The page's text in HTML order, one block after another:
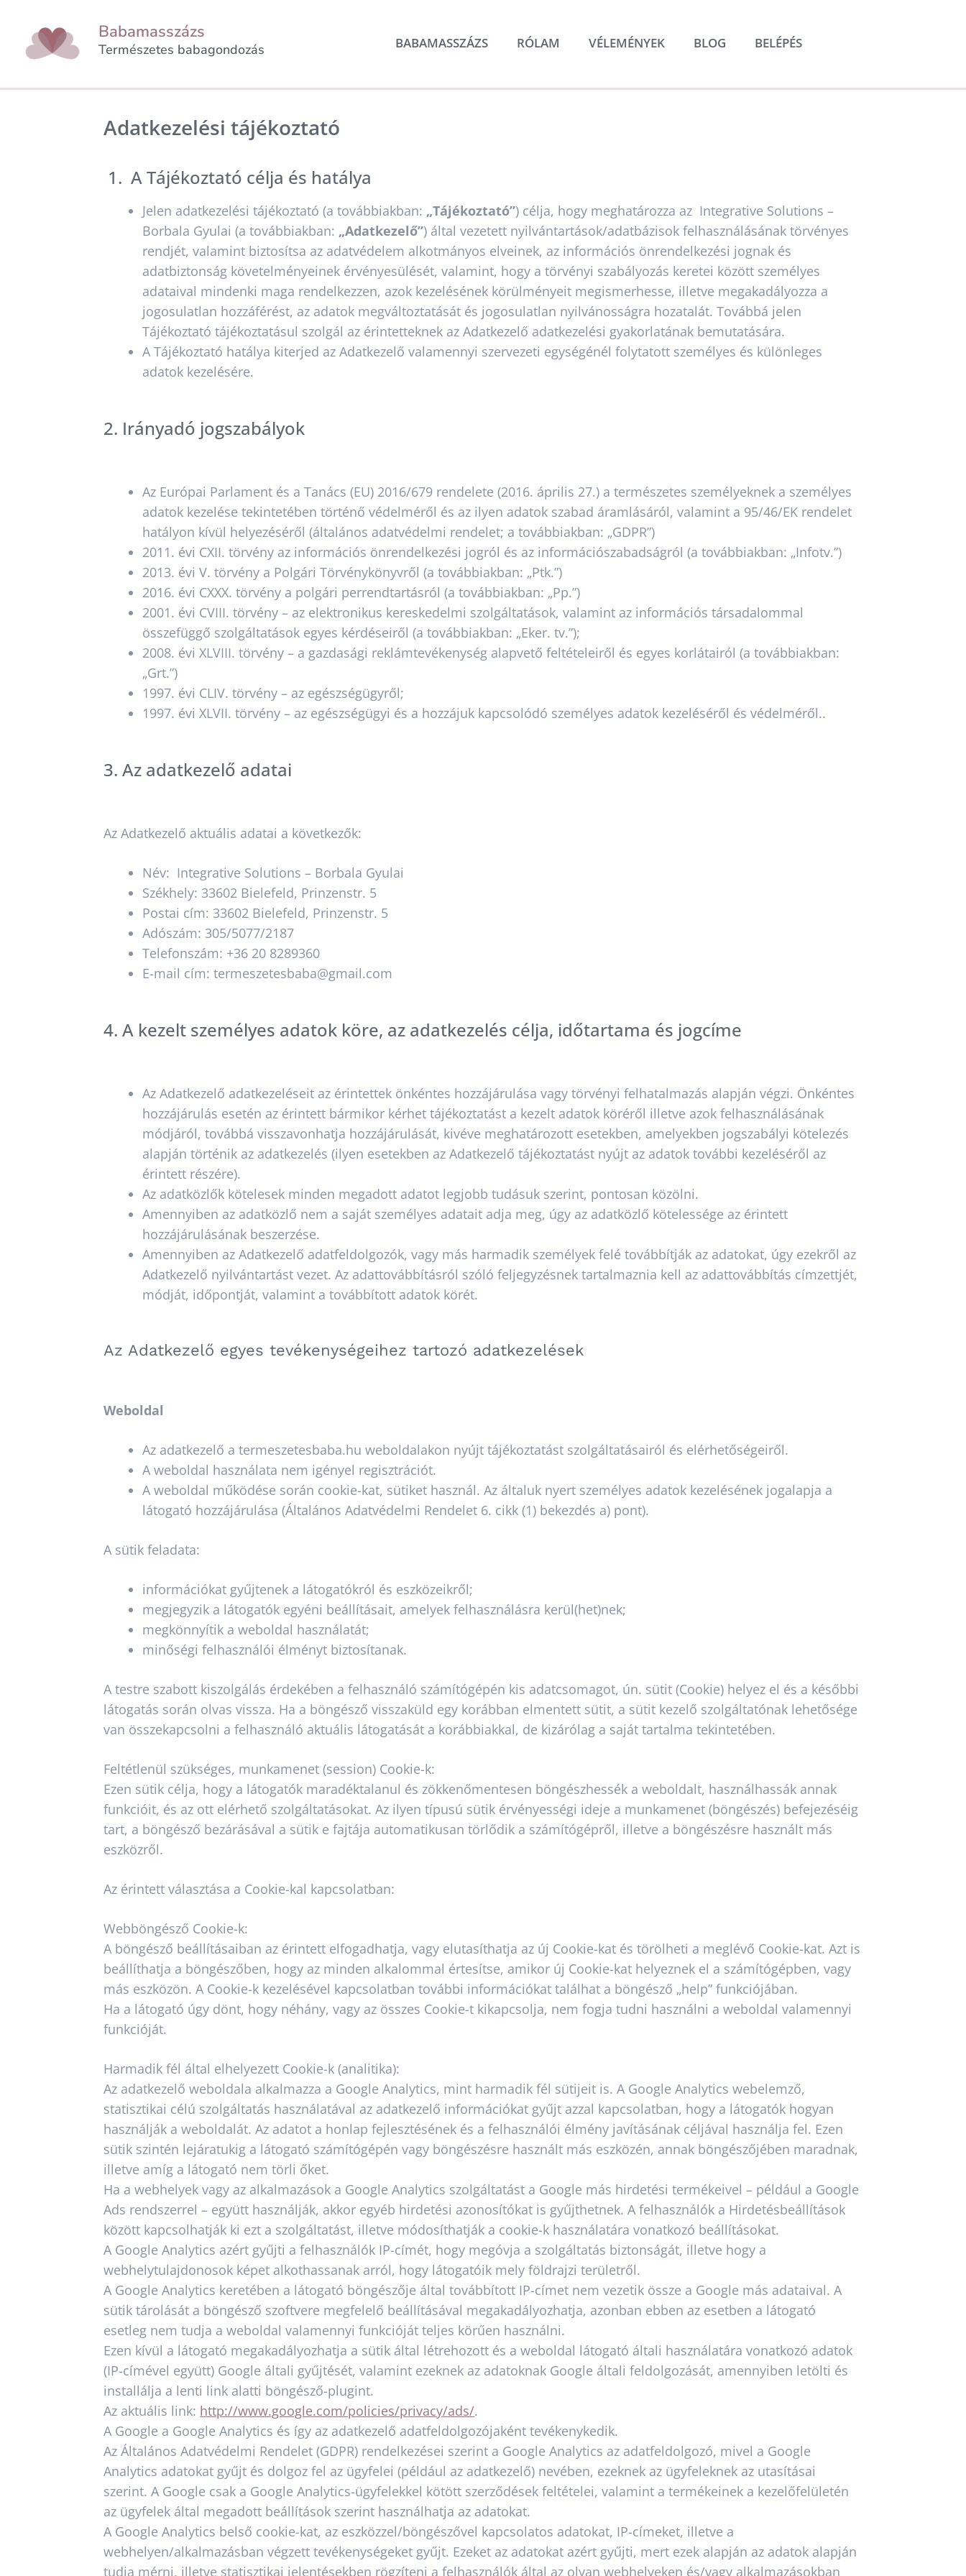
Babamasszázs
Természetes babagondozás BABAMASSZÁZS RÓLAM VÉLEMÉNYEK BLOG BELÉPÉS
Adatkezelési tájékoztató
1. A Tájékoztató célja és hatálya
Jelen adatkezelési tájékoztató (a továbbiakban: „Tájékoztató”) célja, hogy meghatározza az Integrative Solutions –
Borbala Gyulai (a továbbiakban: „Adatkezelő”) által vezetett nyilvántartások/adatbázisok felhasználásának törvényes
rendjét, valamint biztosítsa az adatvédelem alkotmányos elveinek, az információs önrendelkezési jognak és
adatbiztonság követelményeinek érvényesülését, valamint, hogy a törvényi szabályozás keretei között személyes
adataival mindenki maga rendelkezzen, azok kezelésének körülményeit megismerhesse, illetve megakadályozza a
jogosulatlan hozzáférést, az adatok megváltoztatását és jogosulatlan nyilvánosságra hozatalát. Továbbá jelen
Tájékoztató tájékoztatásul szolgál az érintetteknek az Adatkezelő adatkezelési gyakorlatának bemutatására.
A Tájékoztató hatálya kiterjed az Adatkezelő valamennyi szervezeti egységénél folytatott személyes és különleges
adatok kezelésére.
2. Irányadó jogszabályok
Az Európai Parlament és a Tanács (EU) 2016/679 rendelete (2016. április 27.) a természetes személyeknek a személyes
adatok kezelése tekintetében történő védelméről és az ilyen adatok szabad áramlásáról, valamint a 95/46/EK rendelet
hatályon kívül helyezéséről (általános adatvédelmi rendelet; a továbbiakban: „GDPR”)
2011. évi CXII. törvény az információs önrendelkezési jogról és az információszabadságról (a továbbiakban: „Infotv.”)
2013. évi V. törvény a Polgári Törvénykönyvről (a továbbiakban: „Ptk.”)
2016. évi CXXX. törvény a polgári perrendtartásról (a továbbiakban: „Pp.”)
2001. évi CVIII. törvény – az elektronikus kereskedelmi szolgáltatások, valamint az információs társadalommal
összefüggő szolgáltatások egyes kérdéseiről (a továbbiakban: „Eker. tv.”);
2008. évi XLVIII. törvény – a gazdasági reklámtevékenység alapvető feltételeiről és egyes korlátairól (a továbbiakban:
„Grt.”)
1997. évi CLIV. törvény – az egészségügyről;
1997. évi XLVII. törvény – az egészségügyi és a hozzájuk kapcsolódó személyes adatok kezeléséről és védelméről..
3. Az adatkezelő adatai
Az Adatkezelő aktuális adatai a következők:
Név: Integrative Solutions – Borbala Gyulai
Székhely: 33602 Bielefeld, Prinzenstr. 5
Postai cím: 33602 Bielefeld, Prinzenstr. 5
Adószám: 305/5077/2187
Telefonszám: +36 20 8289360
E-mail cím: termeszetesbaba@gmail.com
4. A kezelt személyes adatok köre, az adatkezelés célja, időtartama és jogcíme
Az Adatkezelő adatkezeléseit az érintettek önkéntes hozzájárulása vagy törvényi felhatalmazás alapján végzi. Önkéntes
hozzájárulás esetén az érintett bármikor kérhet tájékoztatást a kezelt adatok köréről illetve azok felhasználásának
módjáról, továbbá visszavonhatja hozzájárulását, kivéve meghatározott esetekben, amelyekben jogszabályi kötelezés
alapján történik az adatkezelés (ilyen esetekben az Adatkezelő tájékoztatást nyújt az adatok további kezeléséről az
érintett részére).
Az adatközlők kötelesek minden megadott adatot legjobb tudásuk szerint, pontosan közölni.
Amennyiben az adatközlő nem a saját személyes adatait adja meg, úgy az adatközlő kötelessége az érintett
hozzájárulásának beszerzése.
Amennyiben az Adatkezelő adatfeldolgozók, vagy más harmadik személyek felé továbbítják az adatokat, úgy ezekről az
Adatkezelő nyilvántartást vezet. Az adattovábbításról szóló feljegyzésnek tartalmaznia kell az adattovábbítás címzettjét,
módját, időpontját, valamint a továbbított adatok körét.
Az Adatkezelő egyes tevékenységeihez tartozó adatkezelések
Weboldal
Az adatkezelő a termeszetesbaba.hu weboldalakon nyújt tájékoztatást szolgáltatásairól és elérhetőségeiről.
A weboldal használata nem igényel regisztrációt.
A weboldal működése során cookie-kat, sütiket használ. Az általuk nyert személyes adatok kezelésének jogalapja a
látogató hozzájárulása (Általános Adatvédelmi Rendelet 6. cikk (1) bekezdés a) pont).
A sütik feladata:
információkat gyűjtenek a látogatókról és eszközeikről;
megjegyzik a látogatók egyéni beállításait, amelyek felhasználásra kerül(het)nek;
megkönnyítik a weboldal használatát;
minőségi felhasználói élményt biztosítanak.
A testre szabott kiszolgálás érdekében a felhasználó számítógépén kis adatcsomagot, ún. sütit (Cookie) helyez el és a későbbi
látogatás során olvas vissza. Ha a böngésző visszaküld egy korábban elmentett sütit, a sütit kezelő szolgáltatónak lehetősége
van összekapcsolni a felhasználó aktuális látogatását a korábbiakkal, de kizárólag a saját tartalma tekintetében.
Feltétlenül szükséges, munkamenet (session) Cookie-k:
Ezen sütik célja, hogy a látogatók maradéktalanul és zökkenőmentesen böngészhessék a weboldalt, használhassák annak
funkcióit, és az ott elérhető szolgáltatásokat. Az ilyen típusú sütik érvényességi ideje a munkamenet (böngészés) befejezéséig
tart, a böngésző bezárásával a sütik e fajtája automatikusan törlődik a számítógépről, illetve a böngészésre használt más
eszközről.
Az érintett választása a Cookie-kal kapcsolatban:
Webböngésző Cookie-k:
A böngésző beállításaiban az érintett elfogadhatja, vagy elutasíthatja az új Cookie-kat és törölheti a meglévő Cookie-kat. Azt is
beállíthatja a böngészőben, hogy az minden alkalommal értesítse, amikor új Cookie-kat helyeznek el a számítógépben, vagy
más eszközön. A Cookie-k kezelésével kapcsolatban további információkat találhat a böngésző „help” funkciójában.
Ha a látogató úgy dönt, hogy néhány, vagy az összes Cookie-t kikapcsolja, nem fogja tudni használni a weboldal valamennyi
funkcióját.
Harmadik fél által elhelyezett Cookie-k (analitika):
Az adatkezelő weboldala alkalmazza a Google Analytics, mint harmadik fél sütijeit is. A Google Analytics webelemző,
statisztikai célú szolgáltatás használatával az adatkezelő információkat gyűjt azzal kapcsolatban, hogy a látogatók hogyan
használják a weboldalát. Az adatot a honlap fejlesztésének és a felhasználói élmény javításának céljával használja fel. Ezen
sütik szintén lejáratukig a látogató számítógépén vagy böngészésre használt más eszközén, annak böngészőjében maradnak,
illetve amíg a látogató nem törli őket.
Ha a webhelyek vagy az alkalmazások a Google Analytics szolgáltatást a Google más hirdetési termékeivel – például a Google
Ads rendszerrel – együtt használják, akkor egyéb hirdetési azonosítókat is gyűjthetnek. A felhasználók a Hirdetésbeállítások
között kapcsolhatják ki ezt a szolgáltatást, illetve módosíthatják a cookie-k használatára vonatkozó beállításokat.
A Google Analytics azért gyűjti a felhasználók IP-címét, hogy megóvja a szolgáltatás biztonságát, illetve hogy a
webhelytulajdonosok képet alkothassanak arról, hogy látogatóik mely földrajzi területről.
A Google Analytics keretében a látogató böngészője által továbbított IP-címet nem vezetik össze a Google más adataival. A
sütik tárolását a böngésző szoftvere megfelelő beállításával megakadályozhatja, azonban ebben az esetben a látogató
esetleg nem tudja a weboldal valamennyi funkcióját teljes körűen használni.
Ezen kívül a látogató megakadályozhatja a sütik által létrehozott és a weboldal látogató általi használatára vonatkozó adatok
(IP-címével együtt) Google általi gyűjtését, valamint ezeknek az adatoknak Google általi feldolgozását, amennyiben letölti és
installálja a lenti link alatti böngésző-plugint.
Az aktuális link: http://www.google.com/policies/privacy/ads/.
A Google a Google Analytics és így az adatkezelő adatfeldolgozójaként tevékenykedik.
Az Általános Adatvédelmi Rendelet (GDPR) rendelkezései szerint a Google Analytics az adatfeldolgozó, mivel a Google
Analytics adatokat gyűjt és dolgoz fel az ügyfelei (például az adatkezelő) nevében, ezeknek az ügyfeleknek az utasításai
szerint. A Google csak a Google Analytics-ügyfelekkel kötött szerződések feltételei, valamint a termékeinek a kezelőfelületén
az ügyfelek által megadott beállítások szerint használhatja az adatokat.
A Google Analytics belső cookie-kat, az eszközzel/böngészővel kapcsolatos adatokat, IP-címeket, illetve a
webhelyen/alkalmazásban végzett tevékenységeket gyűjt. Ezeket az adatokat azért gyűjti, mert ezek alapján az adatok alapján
tudja mérni, illetve statisztikai jelentésekben rögzíteni a felhasználók által az olyan webhelyeken és/vagy alkalmazásokban